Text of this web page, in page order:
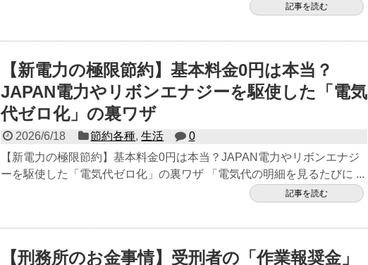
記事を読む
【新電力の極限節約】基本料金0円は本当？
JAPAN電力やリボンエナジーを駆使した「電気
代ゼロ化」の裏ワザ
2026/6/18 節約各種,生活
0
【新電力の極限節約】基本料金0円は本当？JAPAN電力やリボンエナジ
ーを駆使した「電気代ゼロ化」の裏ワザ 「電気代の明細を見るたびに ...
記事を読む
【刑務所のお金事情】受刑者の「作業報奨金」